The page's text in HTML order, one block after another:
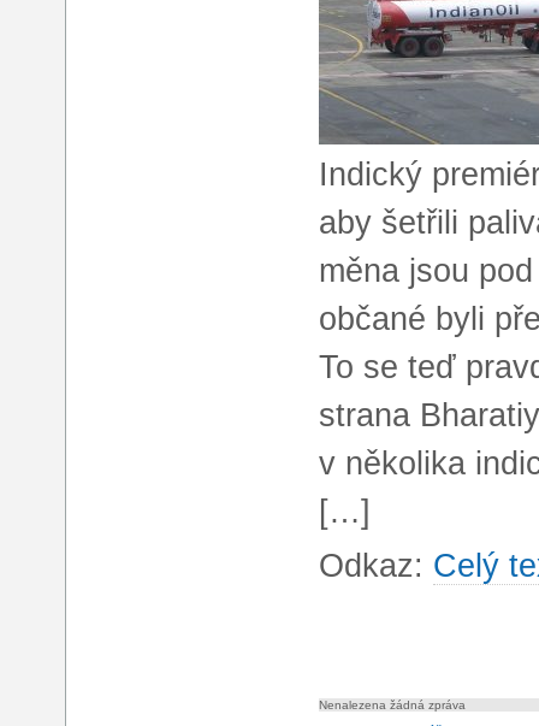
Indický
aby šetřili
měna jsou
občané byli
To se teď
strana
v několika
[…]
Odkaz: Celý
Nenalezena žádná zpráva